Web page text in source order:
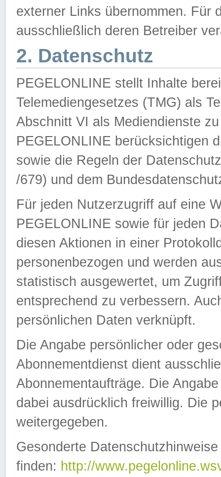
externer Links übernommen. Für
ausschließlich deren Betreiber
2. Datenschutz
PEGELONLINE stellt Inhalte
Telemediengesetzes (TMG) als
Abschnitt VI als Mediendienste
PEGELONLINE berücksichtigen
sowie die Regeln der
/679) und dem
Für jeden Nutzerzugriff auf eine
PEGELONLINE sowie für jeden
diesen Aktionen in einer
personenbezogen und werden
statistisch ausgewertet, um
entsprechend zu verbessern.
persönlichen Daten verknüpft.
Die Angabe persönlicher oder
Abonnementdienst dient
Abonnementaufträge. Die
dabei ausdrücklich freiwillig. Die
weitergegeben.
Gesonderte
finden: http://